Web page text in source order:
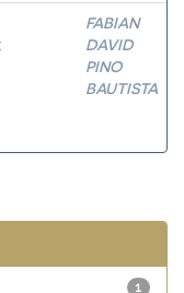
FABIAN
DAVID
PINO
BAUTISTA
1